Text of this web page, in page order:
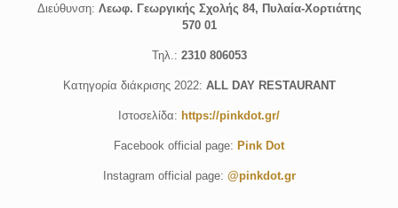
Διεύθυνση: Λεωφ. Γεωργικής Σχολής 84, Πυλαία-Χορτιάτης
570 01
Τηλ.: 2310 806053
Κατηγορία διάκρισης 2022: ALL DAY RESTAURANT
Ιστοσελίδα: https://pinkdot.gr/
Facebook official page: Pink Dot
Instagram official page: @pinkdot.gr